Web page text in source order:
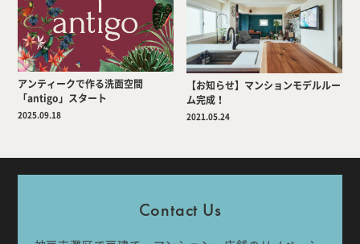
アンティークで作る洗面空間
「antigo」スタート
2025.09.18
【お知らせ】マンションモデルルー
ム完成！
2021.05.24
Contact UsWork Flow